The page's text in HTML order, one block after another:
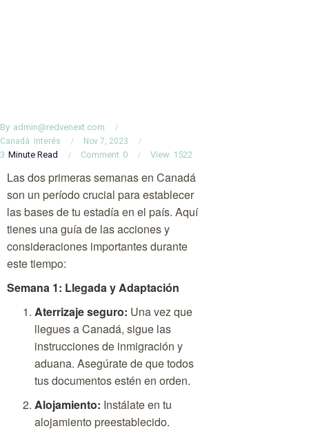
By admin@redvenext.com
Canadá Interés Nov 7, 2023
3 Minute Read 0
Comment 1522
View
Las dos primeras semanas en Canadá
son un período crucial para establecer
las bases de tu estadía en el país. Aquí
tienes una guía de las acciones y
consideraciones importantes durante
este tiempo:
Semana 1: Llegada y Adaptación
Aterrizaje seguro: Una vez que
llegues a Canadá, sigue las
instrucciones de inmigración y
aduana. Asegúrate de que todos
tus documentos estén en orden.
Alojamiento: Instálate en tu
alojamiento preestablecido.